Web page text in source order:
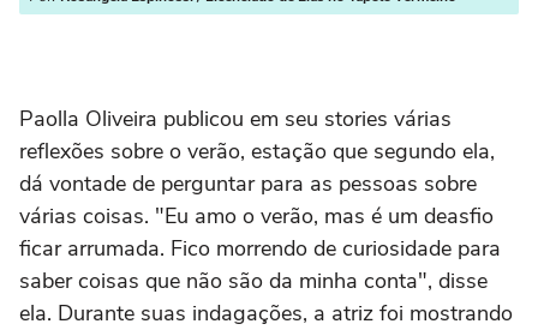
Paolla Oliveira publicou em seu stories várias
reflexões sobre o verão, estação que segundo ela,
dá vontade de perguntar para as pessoas sobre
várias coisas. "Eu amo o verão, mas é um deasfio
ficar arrumada. Fico morrendo de curiosidade para
saber coisas que não são da minha conta", disse
ela. Durante suas indagações, a atriz foi mostrando